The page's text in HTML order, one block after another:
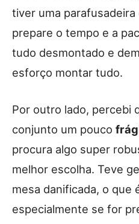
tiver uma parafusadeira
prepare o tempo e a
tudo desmontado e
esforço montar tudo.
Por outro lado, percebi
conjunto um pouco
procura algo super
melhor escolha. Teve
mesa danificada, o que
especialmente se for